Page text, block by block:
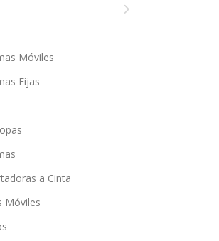
Móviles
Fijas
a Cinta
Móviles